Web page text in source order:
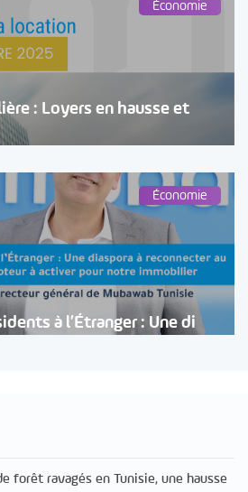
Économie
: Loyers en hausse et
Économie
à l’Étranger : Une di
forêt ravagés en Tunisie, une hausse